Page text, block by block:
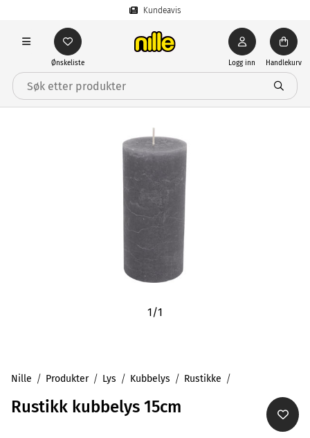
Kundeavis
Ønskeliste Logg inn Handlekurv
1/1
Nille Produkter Lys Kubbelys Rustikke
Rustikk kubbelys 15cm